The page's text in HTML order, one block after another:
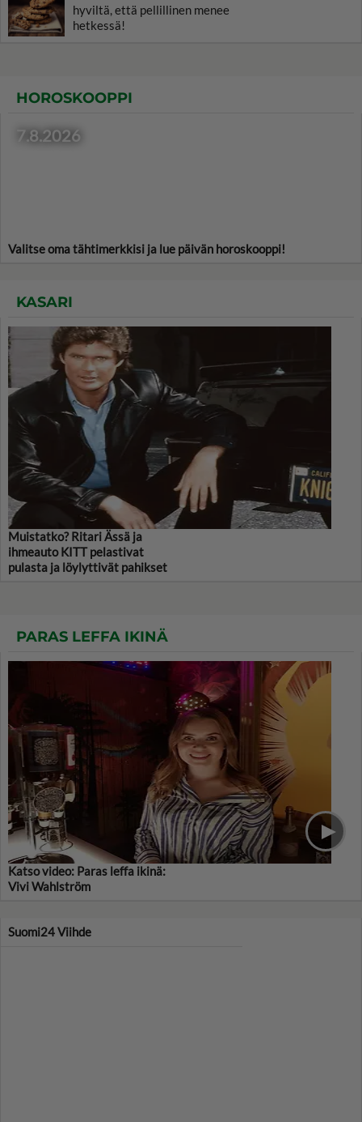
hyviltä, että pellillinen menee
hetkessä!
HOROSKOOPPI
7.8.2026
Valitse oma tähtimerkkisi ja lue päivän horoskooppi!
KASARI
Muistatko? Ritari Ässä ja
ihmeauto KITT pelastivat
pulasta ja löylyttivät pahikset
PARAS LEFFA IKINÄ
Katso video: Paras leffa ikinä:
Vivi Wahlström
Suomi24 Viihde